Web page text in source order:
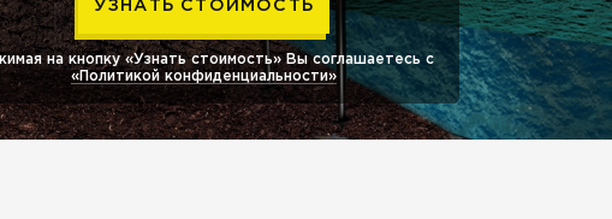
на кнопку «Узнать стоимость» Вы соглашаетесь с
«Политикой конфиденциальности»